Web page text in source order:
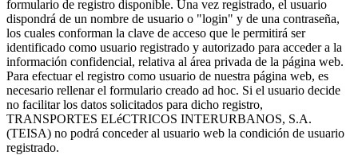
formulario de registro disponible. Una vez registrado, el usuario
dispondrá de un nombre de usuario o "login" y de una contraseña,
los cuales conforman la clave de acceso que le permitirá ser
identificado como usuario registrado y autorizado para acceder a la
información confidencial, relativa al área privada de la página web.
Para efectuar el registro como usuario de nuestra página web, es
necesario rellenar el formulario creado ad hoc. Si el usuario decide
no facilitar los datos solicitados para dicho registro,
TRANSPORTES ELéCTRICOS INTERURBANOS, S.A.
(TEISA) no podrá conceder al usuario web la condición de usuario
registrado.